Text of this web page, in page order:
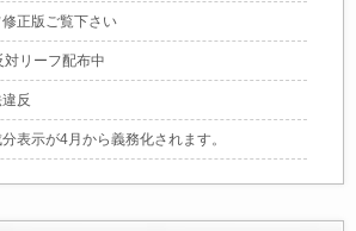
正版ご覧下さい
リーフ配布中
反
表示が4月から義務化されます。